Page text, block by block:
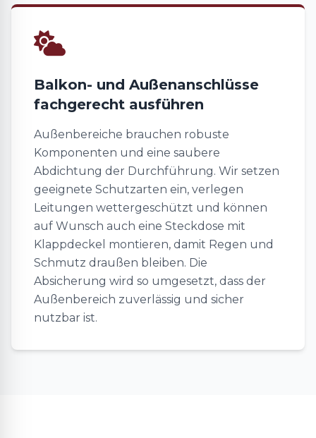
Balkon- und Außenanschlüsse
fachgerecht ausführen
Außenbereiche brauchen robuste
Komponenten und eine saubere
Abdichtung der Durchführung. Wir setzen
geeignete Schutzarten ein, verlegen
Leitungen wettergeschützt und können
auf Wunsch auch eine Steckdose mit
Klappdeckel montieren, damit Regen und
Schmutz draußen bleiben. Die
Absicherung wird so umgesetzt, dass der
Außenbereich zuverlässig und sicher
nutzbar ist.